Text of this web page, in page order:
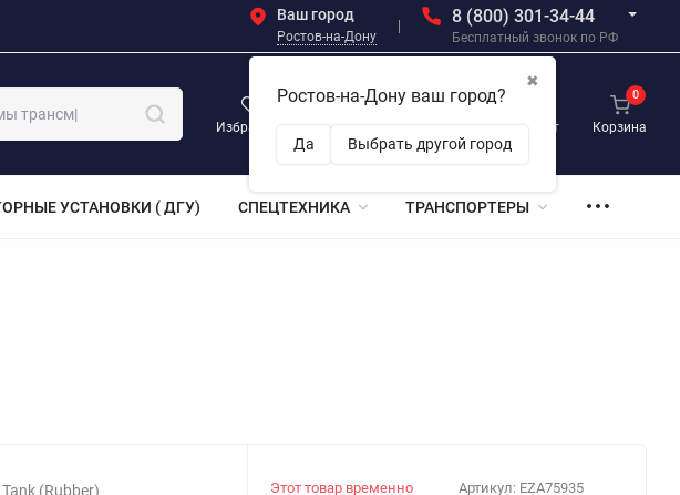
Ваш город
Ростов-на-Дону
✖
Ростов-на-Дону ваш город?
Да Выбрать другой город
8 (800) 301-34-44
Бесплатный звонок по РФ
Избранное
0
Личный кабинет Корзина
0
УСТАНОВКИ ( ДГУ) СПЕЦТЕХНИКА ТРАНСПОРТЕРЫ
(Rubber) Артикул: EZA75935
Этот товар временно